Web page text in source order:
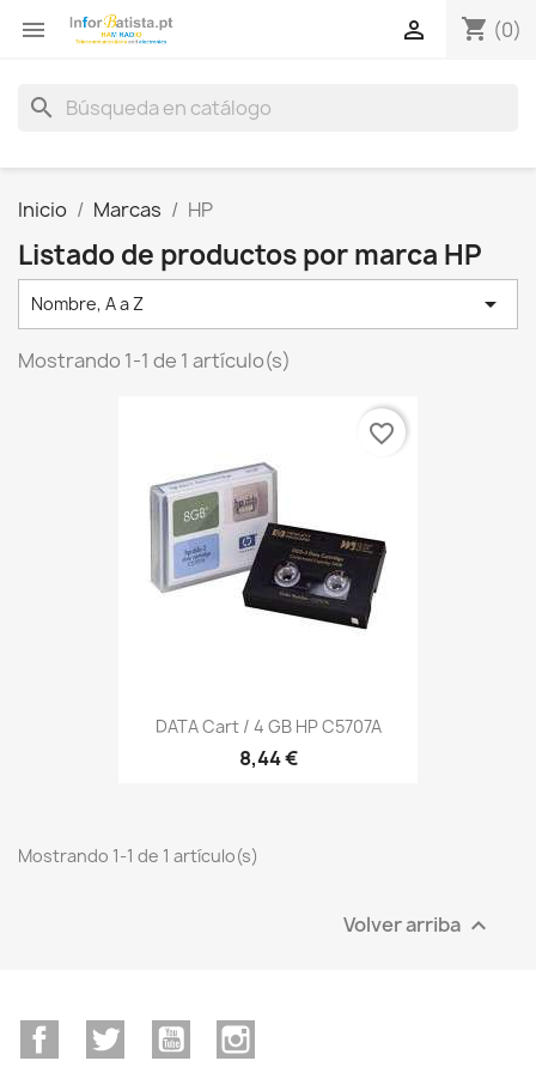
 shopping_cart (0)

search
Inicio Marcas HP
Listado de productos por marca HP
Nombre, A a Z 
Mostrando 1-1 de 1 artículo(s)
DATA Cart / 4 GB HP C5707A
8,44 €
favorite_border
Mostrando 1-1 de 1 artículo(s)
Volver arriba 
FacebookTwitter YouTube